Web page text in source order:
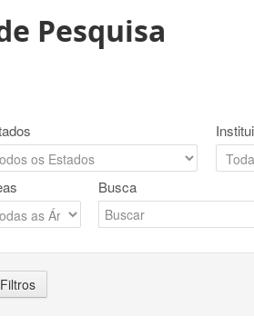
Pesquisa
Busca